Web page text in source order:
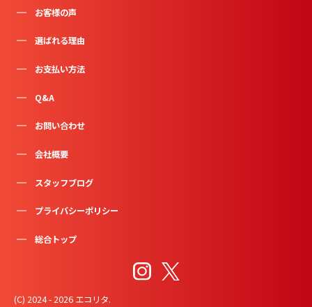
お客様の声
選ばれる理由
お支払い方法
Q&A
お問い合わせ
会社概要
スタッフブログ
プライバシーポリシー
総合トップ
(C) 2024 - 2026 エコリタ.